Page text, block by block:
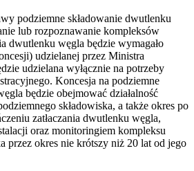
podziemne składowanie dwutlenku
lub rozpoznawanie kompleksów
dwutlenku węgla będzie wymagało
udzielanej przez Ministra
udzielana wyłącznie na potrzeby
Koncesja na podziemne
będzie obejmować działalność
składowiska, a także okres po
zatłaczania dwutlenku węgla,
oraz monitoringiem kompleksu
przez okres nie krótszy niż 20 lat od jego